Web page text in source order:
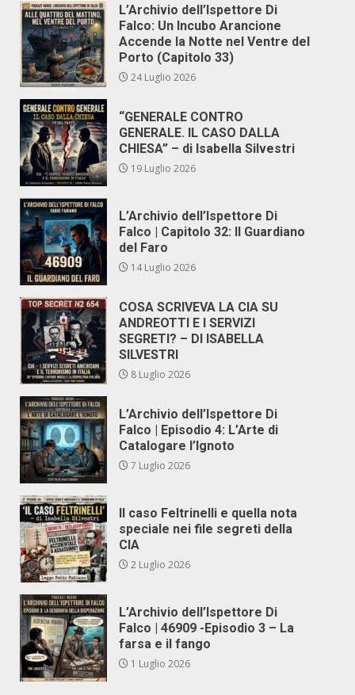
L’Archivio dell’Ispettore Di
Falco: Un Incubo Arancione
Accende la Notte nel Ventre del
Porto (Capitolo 33)
24 Luglio 2026
“GENERALE CONTRO
GENERALE. IL CASO DALLA
CHIESA” – di Isabella Silvestri
19 Luglio 2026
L’Archivio dell’Ispettore Di
Falco | Capitolo 32: Il Guardiano
del Faro
14 Luglio 2026
COSA SCRIVEVA LA CIA SU
ANDREOTTI E I SERVIZI
SEGRETI? – DI ISABELLA
SILVESTRI
8 Luglio 2026
L’Archivio dell’Ispettore Di
Falco | Episodio 4: L’Arte di
Catalogare l’Ignoto
7 Luglio 2026
Il caso Feltrinelli e quella nota
speciale nei file segreti della
CIA
2 Luglio 2026
L’Archivio dell’Ispettore Di
Falco | 46909 -Episodio 3 – La
farsa e il fango
1 Luglio 2026